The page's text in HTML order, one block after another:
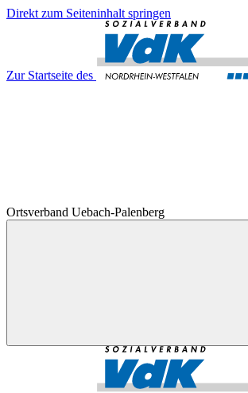
Direkt zum Seiteninhalt springen
Zur Startseite des
Ortsverband Uebach-Palenberg